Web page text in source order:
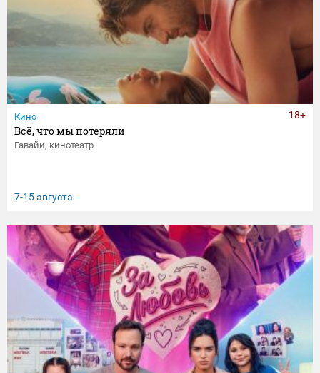
Кино
Всё, что мы потеряли
Гавайи, кинотеатр
7-15 августа
18+